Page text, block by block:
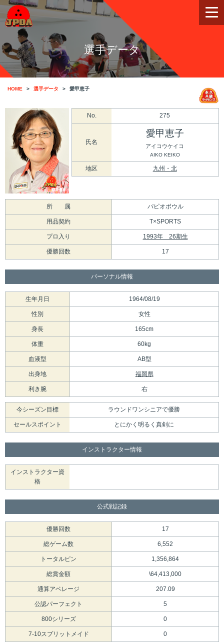
選手データ
HOME 選手データ 愛甲恵子
No. 275
氏名
愛甲恵子
アイコウケイコ
AIKO KEIKO
地区 九州・北
所 属 パピオボウル
用品契約 T×SPORTS
プロ入り 1993年 26期生
優勝回数 17
パーソナル情報
生年月日 1964/08/19
性別 女性
身長 165cm
体重 60kg
血液型 AB型
出身地 福岡県
利き腕 右
今シーズン目標 ラウンドワンシニアで優勝
セールスポイント とにかく明るく真剣に
インストラクター情報
インストラクター資
格
公式戦記録
優勝回数 17
総ゲーム数 6,552
トータルピン 1,356,864
総賞金額 \64,413,000
通算アベレージ 207.09
公認パーフェクト 5
800シリーズ 0
7-10スプリットメイド 0